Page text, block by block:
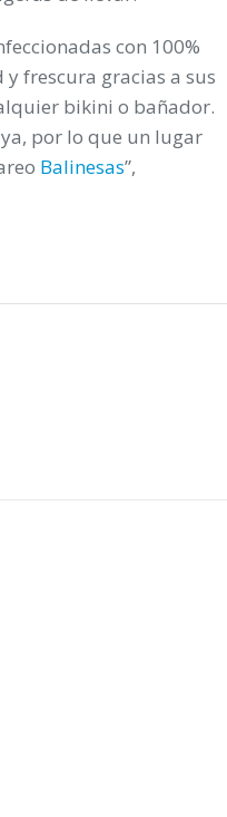
con 100%
frescura gracias a sus
bikini o bañador.
por lo que un lugar
Balinesas”,